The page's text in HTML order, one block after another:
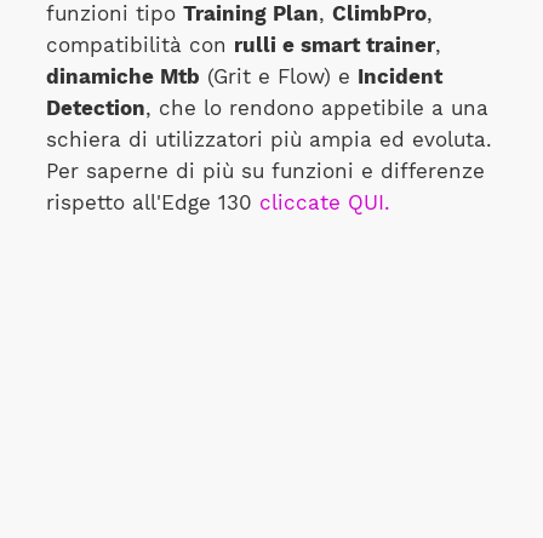
funzioni tipo Training Plan, ClimbPro,
compatibilità con rulli e smart trainer,
dinamiche Mtb (Grit e Flow) e Incident
Detection, che lo rendono appetibile a una
schiera di utilizzatori più ampia ed evoluta.
Per saperne di più su funzioni e differenze
rispetto all'Edge 130 cliccate QUI.